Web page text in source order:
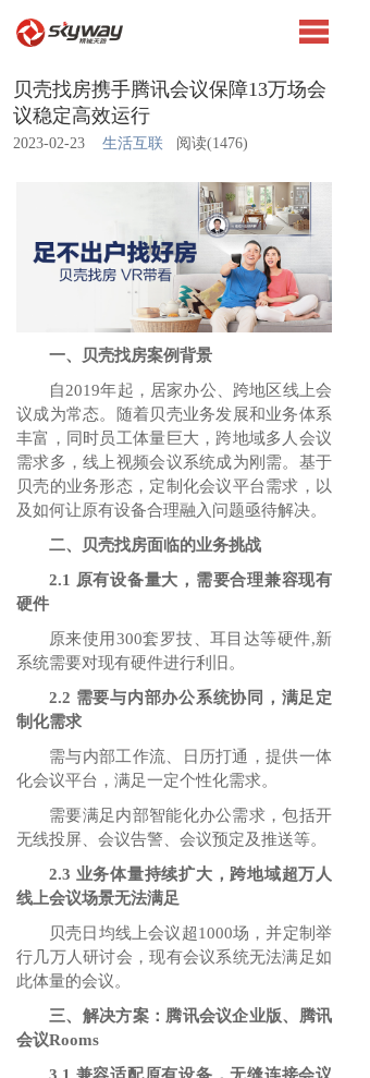
贝壳找房携手腾讯会议保障13万场会
议稳定高效运行
2023-02-23 生活互联 阅读(1476)
一、贝壳找房案例背景
自2019年起，居家办公、跨地区线上会
议成为常态。随着贝壳业务发展和业务体系
丰富，同时员工体量巨大，跨地域多人会议
需求多，线上视频会议系统成为刚需。基于
贝壳的业务形态，定制化会议平台需求，以
及如何让原有设备合理融入问题亟待解决。
二、贝壳找房面临的业务挑战
2.1 原有设备量大，需要合理兼容现有
硬件
原来使用300套罗技、耳目达等硬件,新
系统需要对现有硬件进行利旧。
2.2 需要与内部办公系统协同，满足定
制化需求
需与内部工作流、日历打通，提供一体
化会议平台，满足一定个性化需求。
需要满足内部智能化办公需求，包括开
无线投屏、会议告警、会议预定及推送等。
2.3 业务体量持续扩大，跨地域超万人
线上会议场景无法满足
贝壳日均线上会议超1000场，并定制举
行几万人研讨会，现有会议系统无法满足如
此体量的会议。
三、解决方案：腾讯会议企业版、腾讯
会议Rooms